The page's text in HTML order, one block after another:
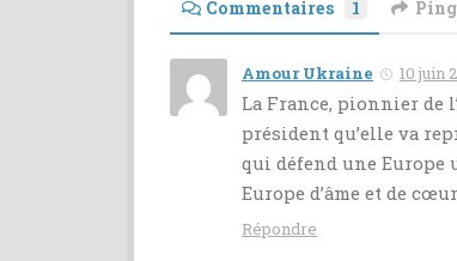
Commentaires 1
Amour Ukraine 10 juin
La France, pionnier de
président qu’elle va
qui défend une Europe
Europe d’âme et de cœur.
Répondre